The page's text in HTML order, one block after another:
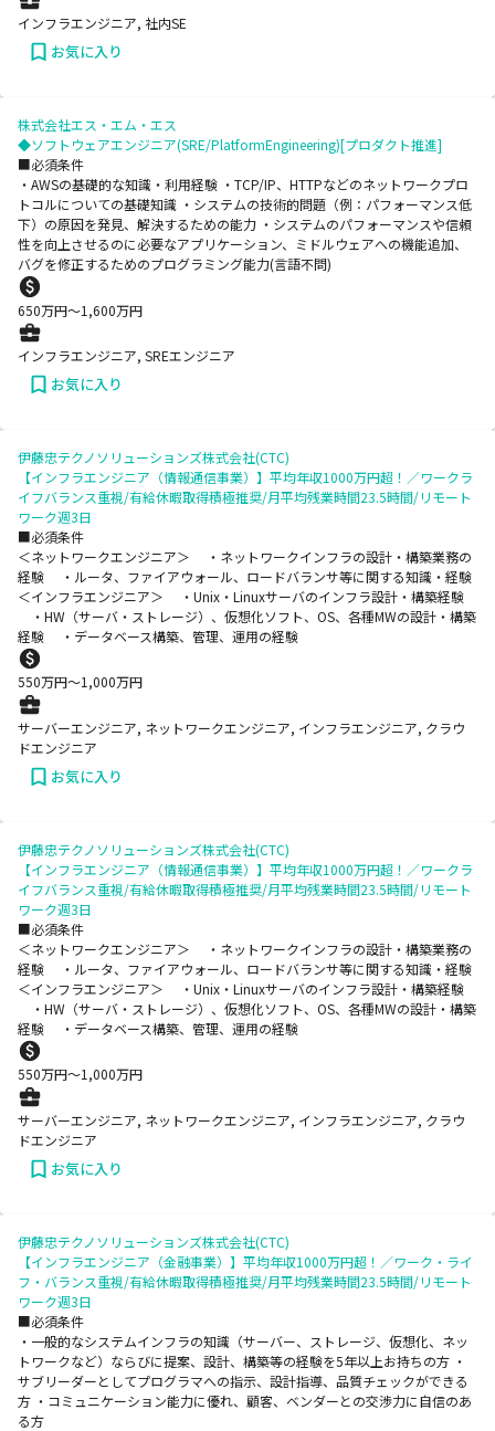
インフラエンジニア, 社内SE
お気に入り
株式会社エス・エム・エス
◆ソフトウェアエンジニア(SRE/PlatformEngineering)[プロダクト推進]
■必須条件
・AWSの基礎的な知識・利用経験 ・TCP/IP、HTTPなどのネットワークプロ
トコルについての基礎知識 ・システムの技術的問題（例：パフォーマンス低
下）の原因を発見、解決するための能力 ・システムのパフォーマンスや信頼
性を向上させるのに必要なアプリケーション、ミドルウェアへの機能追加、
バグを修正するためのプログラミング能力(言語不問)
650万円〜1,600万円
インフラエンジニア, SREエンジニア
お気に入り
伊藤忠テクノソリューションズ株式会社(CTC)
【インフラエンジニア（情報通信事業）】平均年収1000万円超！／ワークラ
イフバランス重視/有給休暇取得積極推奨/月平均残業時間23.5時間/リモート
ワーク週3日
■必須条件
＜ネットワークエンジニア＞ ・ネットワークインフラの設計・構築業務の
経験 ・ルータ、ファイアウォール、ロードバランサ等に関する知識・経験
＜インフラエンジニア＞ ・Unix・Linuxサーバのインフラ設計・構築経験
・HW（サーバ・ストレージ）、仮想化ソフト、OS、各種MWの設計・構築
経験 ・データベース構築、管理、運用の経験
550万円〜1,000万円
サーバーエンジニア, ネットワークエンジニア, インフラエンジニア, クラウ
ドエンジニア
お気に入り
伊藤忠テクノソリューションズ株式会社(CTC)
【インフラエンジニア（情報通信事業）】平均年収1000万円超！／ワークラ
イフバランス重視/有給休暇取得積極推奨/月平均残業時間23.5時間/リモート
ワーク週3日
■必須条件
＜ネットワークエンジニア＞ ・ネットワークインフラの設計・構築業務の
経験 ・ルータ、ファイアウォール、ロードバランサ等に関する知識・経験
＜インフラエンジニア＞ ・Unix・Linuxサーバのインフラ設計・構築経験
・HW（サーバ・ストレージ）、仮想化ソフト、OS、各種MWの設計・構築
経験 ・データベース構築、管理、運用の経験
550万円〜1,000万円
サーバーエンジニア, ネットワークエンジニア, インフラエンジニア, クラウ
ドエンジニア
お気に入り
伊藤忠テクノソリューションズ株式会社(CTC)
【インフラエンジニア（金融事業）】平均年収1000万円超！／ワーク・ライ
フ・バランス重視/有給休暇取得積極推奨/月平均残業時間23.5時間/リモート
ワーク週3日
■必須条件
・一般的なシステムインフラの知識（サーバー、ストレージ、仮想化、ネッ
トワークなど）ならびに提案、設計、構築等の経験を5年以上お持ちの方 ・
サブリーダーとしてプログラマへの指示、設計指導、品質チェックができる
方 ・コミュニケーション能力に優れ、顧客、ベンダーとの交渉力に自信のあ
る方